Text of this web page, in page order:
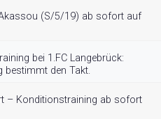
Akassou (S/5/19) ab sofort auf
bei 1.FC Langebrück:
bestimmt den Takt.
– Konditionstraining ab sofort